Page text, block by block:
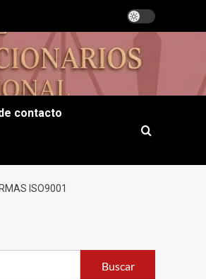
contacto
ISO9001
Buscar